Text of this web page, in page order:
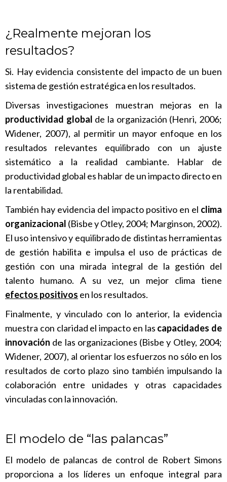
¿Realmente mejoran los
resultados?
Si. Hay evidencia consistente del impacto de un buen
sistema de gestión estratégica en los resultados.
Diversas investigaciones muestran mejoras en la
productividad global de la organización (Henri, 2006;
Widener, 2007), al permitir un mayor enfoque en los
resultados relevantes equilibrado con un ajuste
sistemático a la realidad cambiante. Hablar de
productividad global es hablar de un impacto directo en
la rentabilidad.
También hay evidencia del impacto positivo en el clima
organizacional (Bisbe y Otley, 2004; Marginson, 2002).
El uso intensivo y equilibrado de distintas herramientas
de gestión habilita e impulsa el uso de prácticas de
gestión con una mirada integral de la gestión del
talento humano. A su vez, un mejor clima tiene
efectos positivos en los resultados.
Finalmente, y vinculado con lo anterior, la evidencia
muestra con claridad el impacto en las capacidades de
innovación de las organizaciones (Bisbe y Otley, 2004;
Widener, 2007), al orientar los esfuerzos no sólo en los
resultados de corto plazo sino también impulsando la
colaboración entre unidades y otras capacidades
vinculadas con la innovación.
El modelo de “las palancas”
El modelo de palancas de control de Robert Simons
proporciona a los líderes un enfoque integral para